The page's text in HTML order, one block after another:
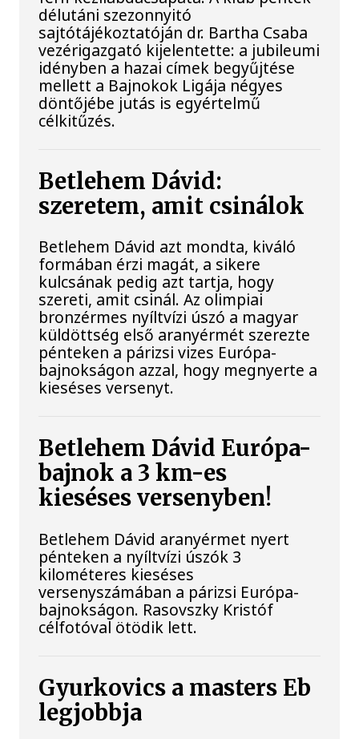
délutáni szezonnyitó
sajtótájékoztatóján dr. Bartha Csaba
vezérigazgató kijelentette: a jubileumi
idényben a hazai címek begyűjtése
mellett a Bajnokok Ligája négyes
döntőjébe jutás is egyértelmű
célkitűzés.
Betlehem Dávid:
szeretem, amit csinálok
Betlehem Dávid azt mondta, kiváló
formában érzi magát, a sikere
kulcsának pedig azt tartja, hogy
szereti, amit csinál. Az olimpiai
bronzérmes nyíltvízi úszó a magyar
küldöttség első aranyérmét szerezte
pénteken a párizsi vizes Európa-
bajnokságon azzal, hogy megnyerte a
kieséses versenyt.
Betlehem Dávid Európa-
bajnok a 3 km-es
kieséses versenyben!
Betlehem Dávid aranyérmet nyert
pénteken a nyíltvízi úszók 3
kilométeres kieséses
versenyszámában a párizsi Európa-
bajnokságon. Rasovszky Kristóf
célfotóval ötödik lett.
Gyurkovics a masters Eb
legjobbja